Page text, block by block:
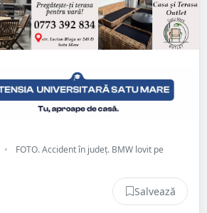
•
FOTO. Accident în județ. BMW lovit pe
Salvează